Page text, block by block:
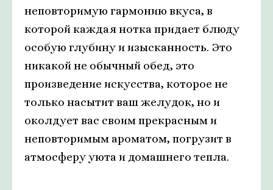
неповторимую гармонию вкуса, в
которой каждая нотка придает блюду
особую глубину и изысканность. Это
никакой не обычный обед, это
произведение искусства, которое не
только насытит ваш желудок, но и
околдует вас своим прекрасным и
неповторимым ароматом, погрузит в
атмосферу уюта и домашнего тепла.